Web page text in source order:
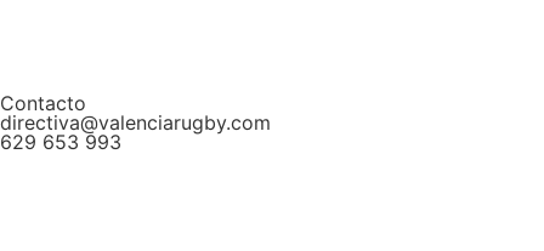
Contacto
directiva@valenciarugby.com
629 653 993